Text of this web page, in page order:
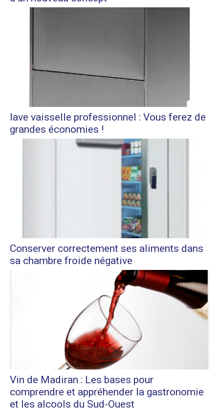
lave vaisselle professionnel : Vous ferez de
grandes économies !
Conserver correctement ses aliments dans
sa chambre froide négative
Vin de Madiran : Les bases pour
comprendre et appréhender la gastronomie
et les alcools du Sud-Ouest